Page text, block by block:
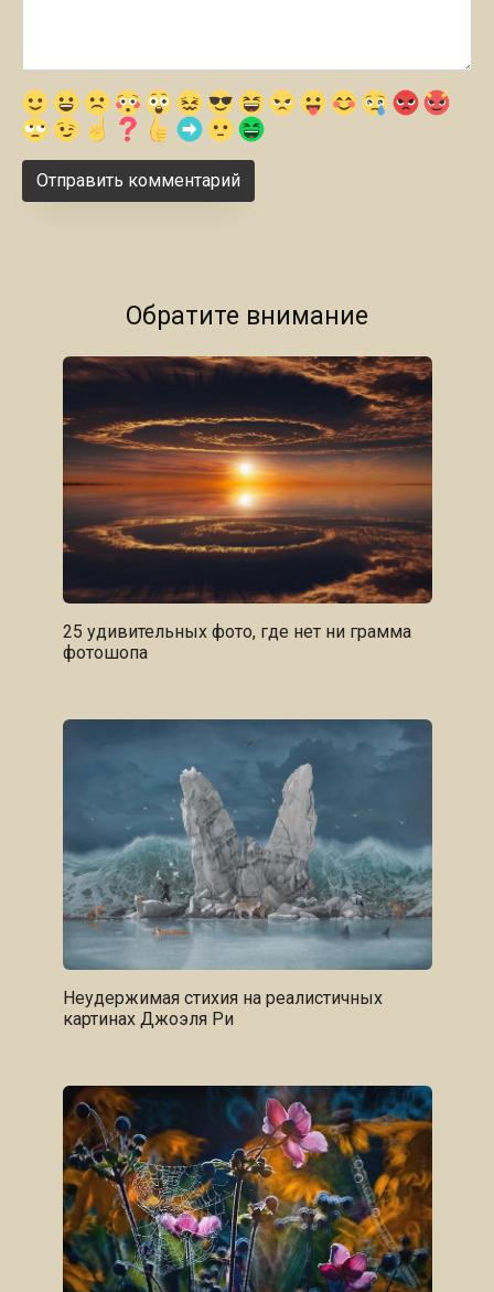
Обратите внимание
25 удивительных фото, где нет ни грамма
фотошопа
Неудержимая стихия на реалистичных
картинах Джоэля Ри